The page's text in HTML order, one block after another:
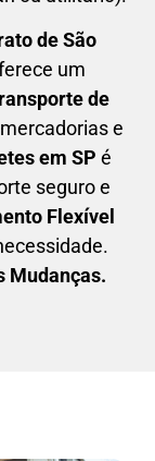
de São
um
de
mercadorias e
em SP é
seguro e
Flexível
Mudanças.